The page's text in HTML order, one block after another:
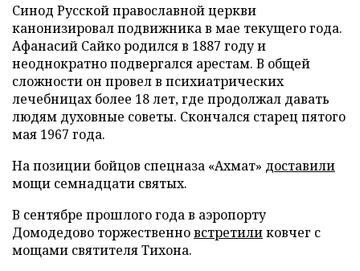
Синод Русской православной церкви
канонизировал подвижника в мае текущего года.
Афанасий Сайко родился в 1887 году и
неоднократно подвергался арестам. В общей
сложности он провел в психиатрических
лечебницах более 18 лет, где продолжал давать
людям духовные советы. Скончался старец пятого
мая 1967 года.
На позиции бойцов спецназа «Ахмат» доставили
мощи семнадцати святых.
В сентябре прошлого года в аэропорту
Домодедово торжественновстретиликовчег с
мощами святителя Тихона.